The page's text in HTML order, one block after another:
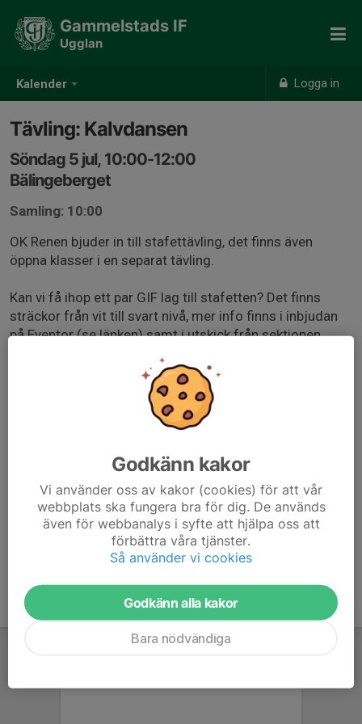
Kalender Logga in
Gammelstads IF
Ugglan
Tävling: Kalvdansen
Söndag 5 jul, 10:00-12:00
Bälingeberget
Samling: 10:00
OK Renen bjuder in till stafettävling, det finns även
öppna klasser i en separat tävling.
Kan vi få ihop ett par GIF lag till stafetten? Det finns
sträckor från vit till svart nivå, mer info finns i inbjudan
på Eventor (se länken) samt i utskick från sektionen.
att ni vill springa stafett, svara gärna så fort som möjligt
men senast söndag 21 juni.
Vid frågor om stafetten så prata med ledare.
Öppna klasser anmäler ni er till som vanligt själva i
Eventor, behöver ni hjälp med anmälan så ange det i
kallelsen eller hör av er till ledare så hjälper vi er.
eventor.orientering.se/Events/Show/57278
Godkänn kakor
Vi använder oss av kakor (cookies) för att vår
webbplats ska fungera bra för dig. De används
även för webbanalys i syfte att hjälpa oss att
förbättra våra tjänster.
Så använder vi cookies
Godkänn alla kakor
Bara nödvändiga